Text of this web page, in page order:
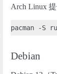
Arch Linux
Debian